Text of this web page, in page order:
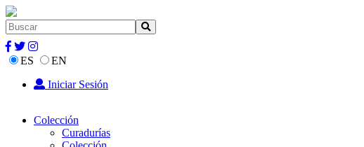
ES
EN
Iniciar Sesión
Colección
Curadurías